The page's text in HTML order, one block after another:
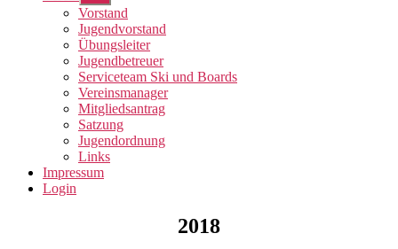
anzeigen
Vorstand
Jugendvorstand
Übungsleiter
Jugendbetreuer
Serviceteam Ski und Boards
Vereinsmanager
Mitgliedsantrag
Satzung
Jugendordnung
Links
Impressum
Login
2018